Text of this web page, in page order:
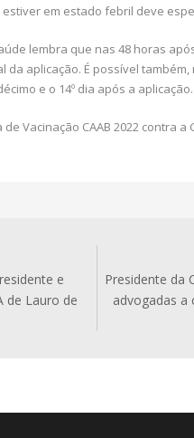
estiver em estado febril deve
lembra que nas 48 horas
da aplicação. É possível
e o 14º dia após a aplicação.
Vacinação CAAB 2022 contra a
e
de Lauro de
Presidente da
advogadas a